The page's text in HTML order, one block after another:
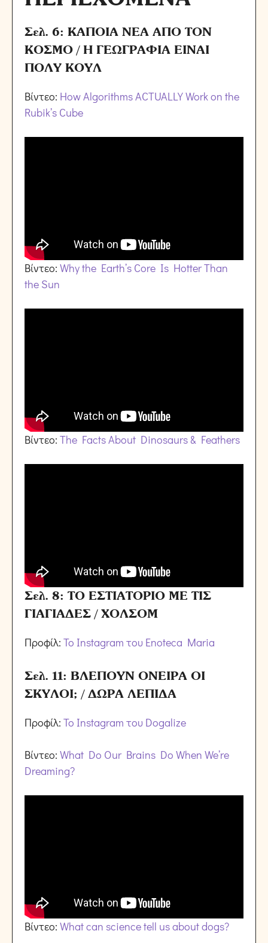
Σελ. 6: ΚΑΠΟΙΑ ΝΕΑ ΑΠΟ ΤΟΝ
ΚΟΣΜΟ / Η ΓΕΩΓΡΑΦΙΑ ΕΙΝΑΙ
ΠΟΛΥ ΚΟΥΛ
Βίντεο: How Algorithms ACTUALLY Work on the
Rubik’s Cube
Βίντεο:Why the Earth’s Core Is Hotter Than
the Sun
Βίντεο:The Facts About Dinosaurs & Feathers
Σελ. 8: ΤΟ ΕΣΤΙΑΤΟΡΙΟ ΜΕ ΤΙΣ
ΓΙΑΓΙΑΔΕΣ / ΧΟΛΣΟΜ
Προφίλ:Το Instagram του Enoteca Maria
Σελ. 11: ΒΛΕΠΟΥΝ ΟΝΕΙΡΑ ΟΙ
ΣΚΥΛΟΙ; / ΔΩΡΑ ΛΕΠΙΔΑ
Προφίλ:Το Instagram του Dogalize
Βίντεο:What Do Our Brains Do When We’re
Dreaming?
Βίντεο:What can science tell us about dogs?